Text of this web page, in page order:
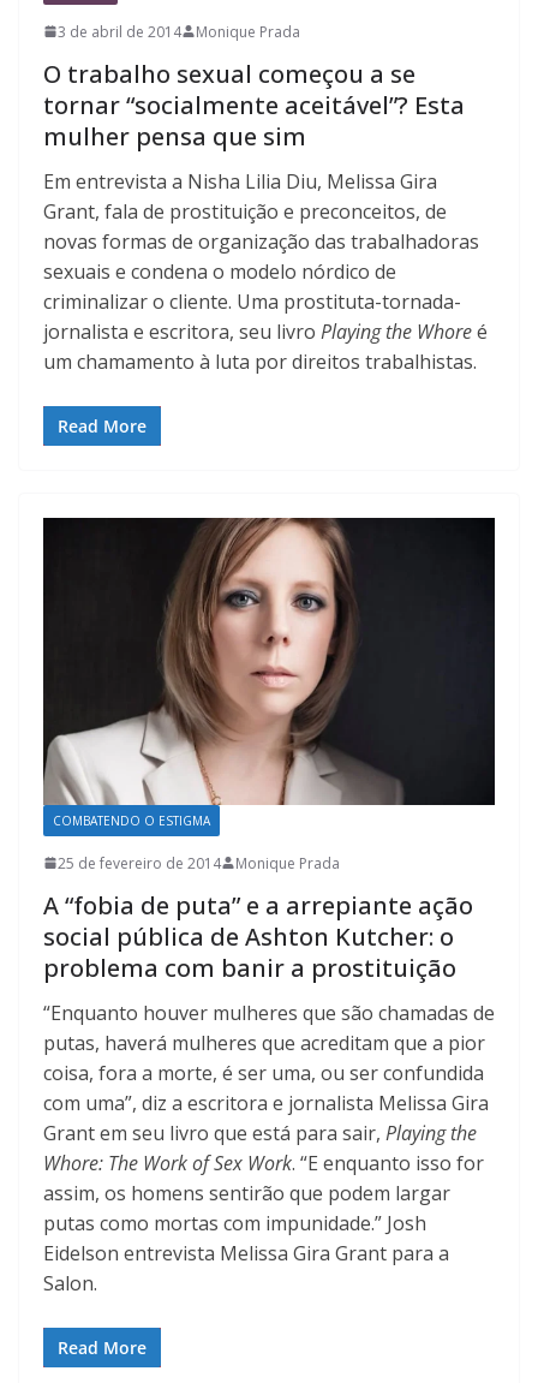
3 de abril de 2014 Monique Prada
O trabalho sexual começou a se
tornar “socialmente aceitável”? Esta
mulher pensa que sim
Em entrevista a Nisha Lilia Diu, Melissa Gira
Grant, fala de prostituição e preconceitos, de
novas formas de organização das trabalhadoras
sexuais e condena o modelo nórdico de
criminalizar o cliente. Uma prostituta-tornada-
jornalista e escritora, seu livro Playing the Whoreé
um chamamento à luta por direitos trabalhistas.
Read More
COMBATENDO O ESTIGMA
25 de fevereiro de 2014 Monique Prada
A “fobia de puta” e a arrepiante ação
social pública de Ashton Kutcher: o
problema com banir a prostituição
“Enquanto houver mulheres que são chamadas de
putas, haverá mulheres que acreditam que a pior
coisa, fora a morte, é ser uma, ou ser confundida
com uma”, diz a escritora e jornalista Melissa Gira
Grant em seu livro que está para sair, Playing the
Whore: The Work of Sex Work. “E enquanto isso for
assim, os homens sentirão que podem largar
putas como mortas com impunidade.” Josh
Eidelson entrevista Melissa Gira Grant para a
Salon.
Read More